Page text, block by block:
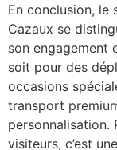
En conclusion, le
Cazaux se
son engagement
soit pour des
occasions
transport
personnalisation.
visiteurs, c’est